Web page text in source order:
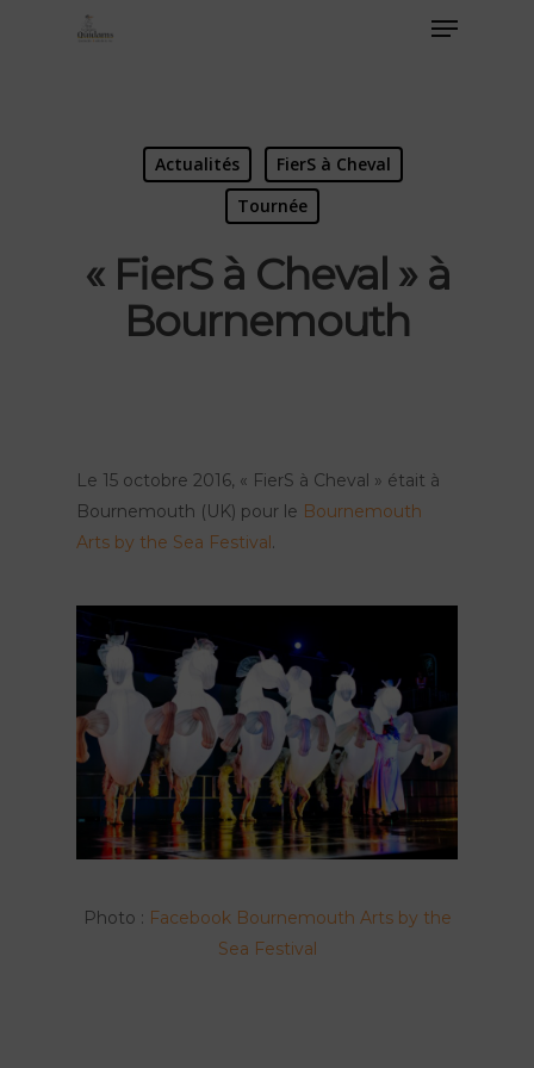
Actualités
FierS à Cheval
Tournée
« FierS à Cheval » à
Bournemouth
Le 15 octobre 2016, « FierS à Cheval » était à
Bournemouth (UK) pour le Bournemouth
Arts by the Sea Festival.
Photo : Facebook Bournemouth Arts by the
Sea Festival